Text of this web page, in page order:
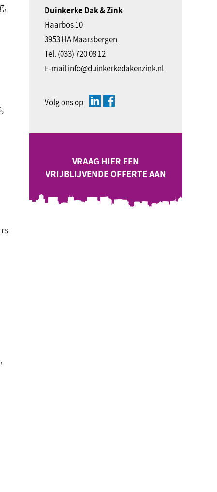
Duinkerke Dak & Zink
Haarbos 10
3953 HA Maarsbergen
Tel. (033) 720 08 12
E-mailinfo@duinkerkedakenzink.nl
Volg ons op
VRAAG HIER EEN
VRIJBLIJVENDE OFFERTE AAN